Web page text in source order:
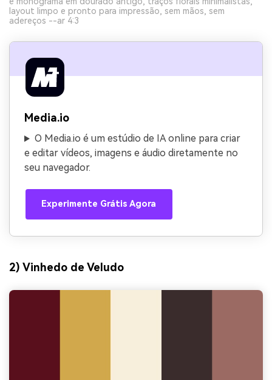
layout limpo e pronto para impressão, sem mãos, sem
adereços --ar 4:3
Media.io
O Media.io é um estúdio de IA online para criar
e editar vídeos, imagens e áudio diretamente no
seu navegador.
Experimente Grátis Agora
2) Vinhedo de Veludo